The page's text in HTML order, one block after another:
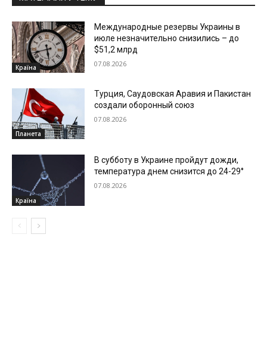
Країна
Международные резервы Украины в
июле незначительно снизились – до
$51,2 млрд
07.08.2026
Планета
Турция, Саудовская Аравия и Пакистан
создали оборонный союз
07.08.2026
Країна
В субботу в Украине пройдут дожди,
температура днем снизится до 24-29°
07.08.2026